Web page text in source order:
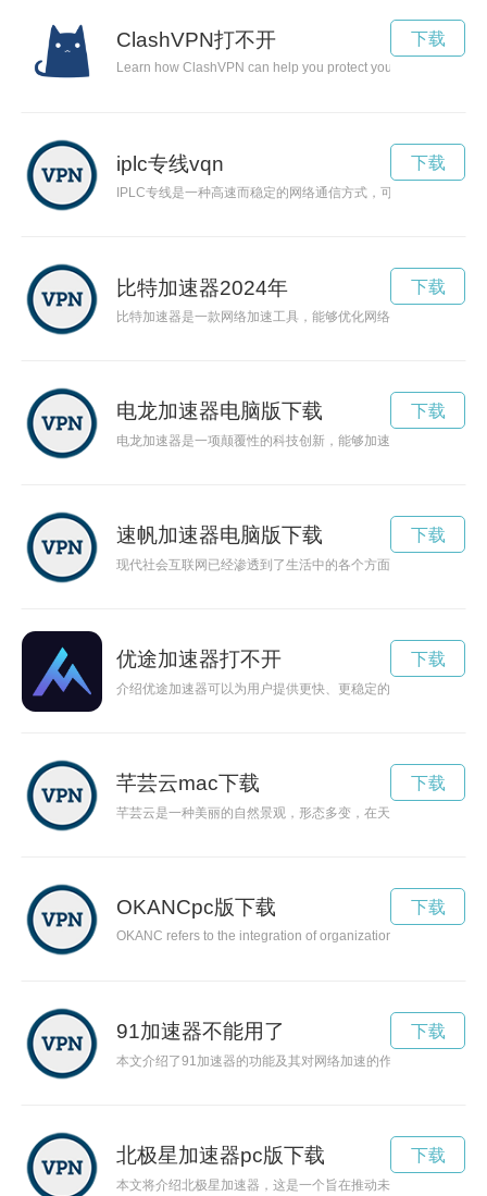
ClashVPN打不开
Learn how ClashVPN can help you protect your online
下载
iplc专线vqn
IPLC专线是一种高速而稳定的网络通信方式，可直达全球各地
下载
比特加速器2024年
比特加速器是一款网络加速工具，能够优化网络连接，加速网
下载
电龙加速器电脑版下载
电龙加速器是一项颠覆性的科技创新，能够加速各种领域的发
下载
速帆加速器电脑版下载
现代社会互联网已经渗透到了生活中的各个方面，但是网络不
下载
优途加速器打不开
介绍优途加速器可以为用户提供更快、更稳定的网络体验，提升
下载
芊芸云mac下载
芊芸云是一种美丽的自然景观，形态多变，在天空中绽放如花
下载
OKANCpc版下载
OKANC refers to the integration of organization, knowledge,
下载
91加速器不能用了
本文介绍了91加速器的功能及其对网络加速的作用，使用户能
下载
北极星加速器pc版下载
本文将介绍北极星加速器，这是一个旨在推动未来科技发展的
下载